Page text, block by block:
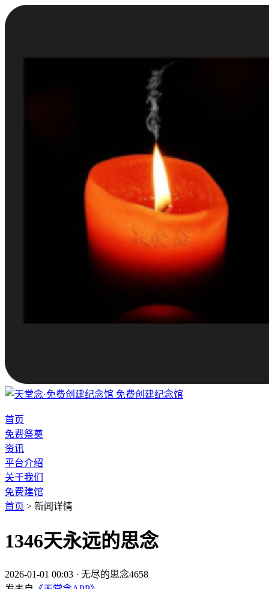
免费创建纪念馆
首页
免费祭奠
资讯
平台介绍
关于我们
免费建馆
首页 > 新闻详情
1346天永远的思念
2026-01-01 00:03 · 无尽的思念4658